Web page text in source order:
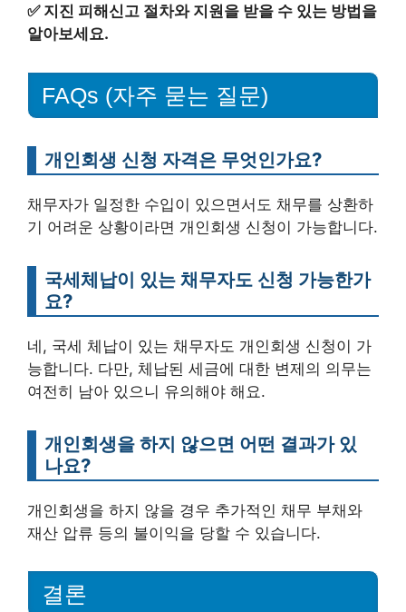
✅ 지진 피해신고 절차와 지원을 받을 수 있는 방법을
알아보세요.
FAQs (자주 묻는 질문)
개인회생 신청 자격은 무엇인가요?
채무자가 일정한 수입이 있으면서도 채무를 상환하
기 어려운 상황이라면 개인회생 신청이 가능합니다.
국세체납이 있는 채무자도 신청 가능한가
요?
네, 국세 체납이 있는 채무자도 개인회생 신청이 가
능합니다. 다만, 체납된 세금에 대한 변제의 의무는
여전히 남아 있으니 유의해야 해요.
개인회생을 하지 않으면 어떤 결과가 있
나요?
개인회생을 하지 않을 경우 추가적인 채무 부채와
재산 압류 등의 불이익을 당할 수 있습니다.
결론